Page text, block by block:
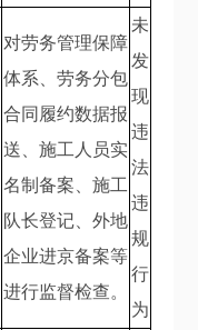
对劳务管理保障
体系、劳务分包
合同履约数据报
送、施工人员实
名制备案、施工
队长登记、外地
企业进京备案等
进行监督检查。
未
发
现
违
法
违
规
行
为